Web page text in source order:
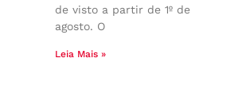
de visto a partir de 1º de
agosto. O
Leia Mais »